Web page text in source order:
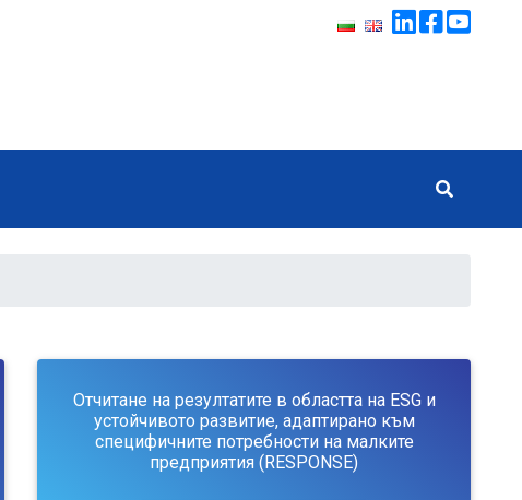
Отчитане на резултатите в областта на ESG и
устойчивото развитие, адаптирано към
специфичните потребности на малките
предприятия (RESPONSE)